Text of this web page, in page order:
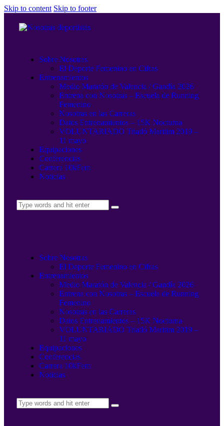
Skip to content Skip to footer
Sobre Nosotras
El Deporte Femenino en Cifras
Entrenamientos
Medio Maratón de Valencia / Gandía 2026
Entrena con Nosotras – Escuela de Running
Femenino
Nosotras en las Carreras
Datos Entrenamientos – 15K Nocturna
VOLUNTARIADO Triatló Maritim 2019 –
11 mayo
Equipaciones
Conferencias
Carrera 10kFem
Noticias
Sobre Nosotras
El Deporte Femenino en Cifras
Entrenamientos
Medio Maratón de Valencia / Gandía 2026
Entrena con Nosotras – Escuela de Running
Femenino
Nosotras en las Carreras
Datos Entrenamientos – 15K Nocturna
VOLUNTARIADO Triatló Maritim 2019 –
11 mayo
Equipaciones
Conferencias
Carrera 10kFem
Noticias